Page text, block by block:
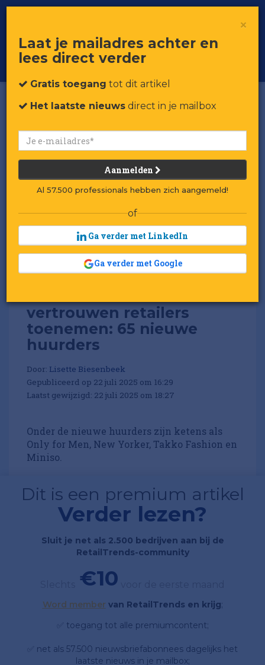
Voor professionals in retail & brands
Toggle
vertrouwen retailers
toenemen: 65 nieuwe
huurders
Door: Lisette Biesenbeek
Gepubliceerd op 22 juli 2025 om 16:29
Laatst gewijzigd: 22 juli 2025 om 18:27
Onder de nieuwe huurders zijn ketens als
Only for Men, New Yorker, Takko Fashion en
Miniso.
Dit is een premium artikel
Verder lezen?
Sluit je net als 2.500 bedrijven aan bij de
RetailTrends-community
€10
Word member van RetailTrends en krijg;
✅ toegang tot alle premiumcontent;
✅ net als 57.500 nieuwsbriefabonnees dagelijks het
laatste nieuws in je mailbox;
×
Laat je mailadres achter en
lees direct verder
Gratis toegang tot dit artikel
Het laatste nieuws direct in je mailbox
Aanmelden
Al 57.500 professionals hebben zich aangemeld!
of
Ga verder met LinkedIn
Ga verder met Google